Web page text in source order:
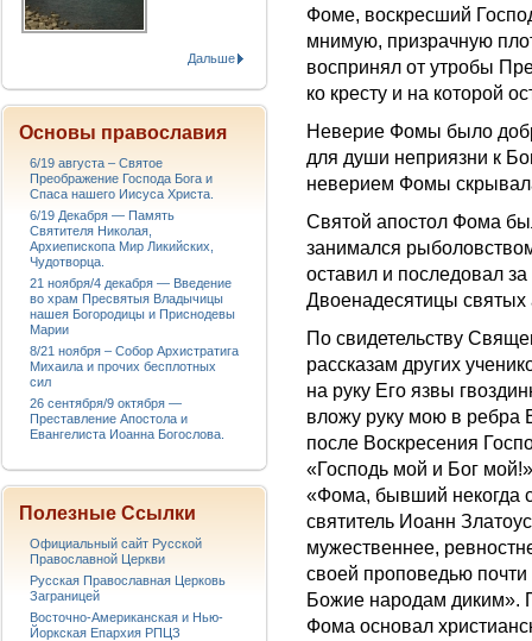
Фоме, воскресший
мнимую, призрачную
воспринял от утробы
ко кресту и на которой
Неверие Фомы было
для души неприязни к
неверием Фомы
Святой апостол Фома
занимался
оставил и последовал
Двоенадесятицы святых
По свидетельству
рассказам других
на руку Его язвы
вложу руку мою в ребра
после Воскресения
«Господь мой и Бог
«Фома, бывший некогда
святитель Иоанн
мужественнее,
своей проповедью
Божие народам диким».
Фома основал
Дальше
Основы православия
6/19 августа – Святое
Преображение Господа Бога и
Спаса нашего Иисуса Христа.
6/19 Декабря — Память
Святителя Николая,
Архиепископа Мир Ликийских,
Чудотворца.
21 ноября/4 декабря — Введение
во храм Пресвятыя Владычицы
нашея Богородицы и Приснодевы
Марии
8/21 ноября – Собор Архистратига
Михаила и прочих бесплотных
сил
26 сентября/9 октября —
Преставление Апостола и
Евангелиста Иоанна Богослова.
Полезные Ссылки
Официальный сайт Русской
Православной Церкви
Русская Православная Церковь
Заграницей
Восточно-Американская и Нью-
Йоркская Епархия РПЦЗ